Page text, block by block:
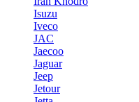
Isuzu
Iveco
JAC
Jaecoo
Jaguar
Jeep
Jetour